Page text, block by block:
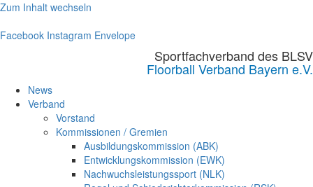
Zum Inhalt wechseln
Facebook Instagram Envelope
Sportfachverband des BLSV
Floorball Verband Bayern e.V.
News
Verband
Vorstand
Kommissionen / Gremien
Ausbildungskommission (ABK)
Entwicklungskommission (EWK)
Nachwuchsleistungssport (NLK)